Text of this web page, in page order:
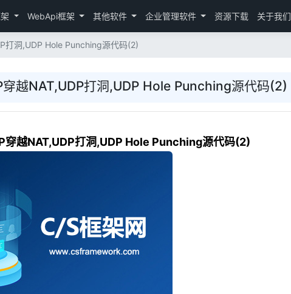
WebApi框架 其他软件 企业管理软件 资源下载 关于我们
打洞,UDP Hole Punching源代码(2)
越NAT,UDP打洞,UDP Hole Punching源代码(2)
穿越NAT,UDP打洞,UDP Hole Punching源代码(2)